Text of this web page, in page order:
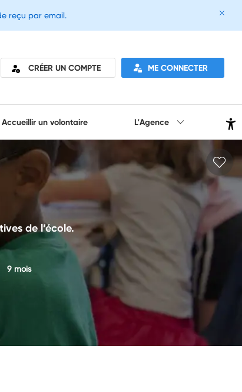
CRÉER UN COMPTE ME CONNECTER
Accueillir un volontaire L'Agence
de l’école.
9 mois
reçu par email.